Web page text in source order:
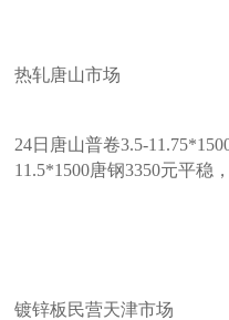
热轧唐山市场
24日唐山普卷3.5-
11.5*1500唐钢3350元平稳
镀锌板民营天津市场